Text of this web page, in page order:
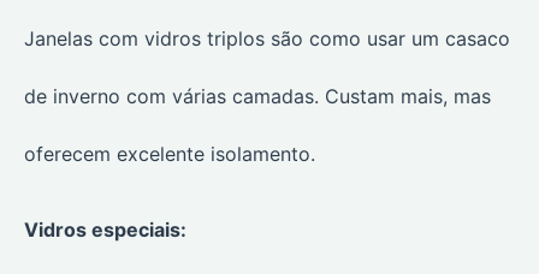
Janelas com vidros triplos são como usar um casaco
de inverno com várias camadas. Custam mais, mas
oferecem excelente isolamento.
Vidros especiais: